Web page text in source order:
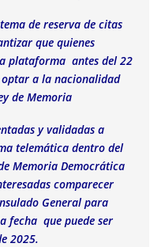
de reserva de citas
que quienes
plataforma antes del 22
a la nacionalidad
de Memoria
y validadas a
telemática dentro del
Memoria Democrática
comparecer
General para
fecha que puede ser
2025.